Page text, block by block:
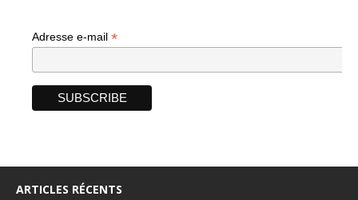
Adresse e-mail *
ARTICLES RÉCENTS